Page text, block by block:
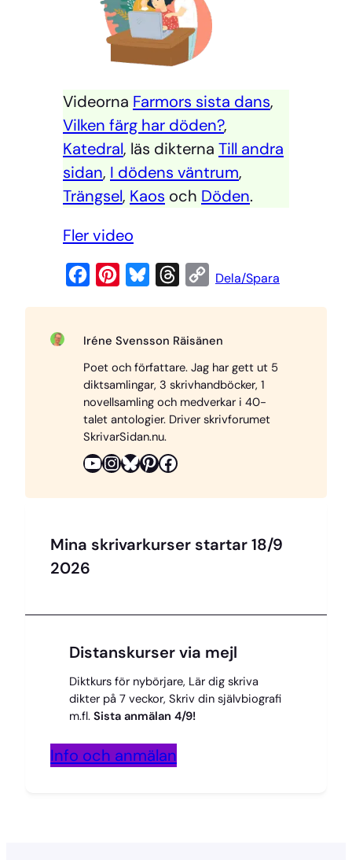
Videorna Farmors sista dans,
Vilken färg har döden?,
Katedral, läs dikterna Till andra
sidan, I dödens väntrum,
Trängsel, Kaos och Döden.
Fler video
e
b
o
o
k
t
e
r
e
s
t
e
s
k
y
e
a
d
s
C
y
L
i
n
Dela/Spara
Iréne Svensson Räisänen
Poet och författare. Jag har gett ut 5
diktsamlingar, 3 skrivhandböcker, 1
novellsamling och medverkar i 40-
talet antologier. Driver skrivforumet
SkrivarSidan.nu.
YouTube InstagramBluesky Pinterest Facebook
Mina skrivarkurser startar 18/9
2026
Distanskurser via mejl
Diktkurs för nybörjare, Lär dig skriva
dikter på 7 veckor, Skriv din självbiografi
m.fl. Sista anmälan 4/9!
Info och anmälan